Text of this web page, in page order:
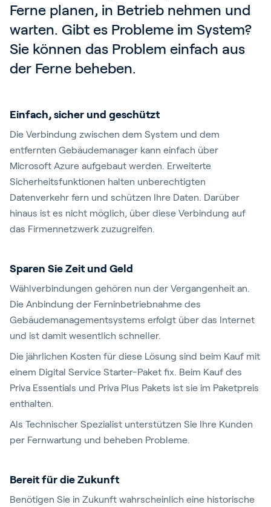
Anmelden
Ferne planen, in Betrieb nehmen und
warten. Gibt es Probleme im System?
Sie können das Problem einfach aus
der Ferne beheben.
Einfach, sicher und geschützt
Die Verbindung zwischen dem System und dem
entfernten Gebäudemanager kann einfach über
Microsoft Azure aufgebaut werden. Erweiterte
Sicherheitsfunktionen halten unberechtigten
Datenverkehr fern und schützen Ihre Daten. Darüber
hinaus ist es nicht möglich, über diese Verbindung auf
das Firmennetzwerk zuzugreifen.
Sparen Sie Zeit und Geld
Wählverbindungen gehören nun der Vergangenheit an.
Die Anbindung der Ferninbetriebnahme des
Gebäudemanagementsystems erfolgt über das Internet
und ist damit wesentlich schneller.
Die jährlichen Kosten für diese Lösung sind beim Kauf mit
einem Digital Service Starter-Paket fix. Beim Kauf des
Priva Essentials und Priva Plus Pakets ist sie im Paketpreis
enthalten.
Als Technischer Spezialist unterstützen Sie Ihre Kunden
per Fernwartung und beheben Probleme.
Bereit für die Zukunft
Benötigen Sie in Zukunft wahrscheinlich eine historische